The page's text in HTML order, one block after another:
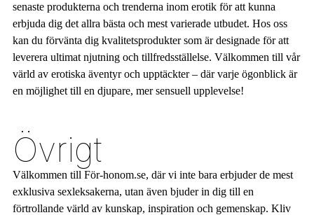
senaste produkterna och trenderna inom erotik för att kunna
erbjuda dig det allra bästa och mest varierade utbudet. Hos oss
kan du förvänta dig kvalitetsprodukter som är designade för att
leverera ultimat njutning och tillfredsställelse. Välkommen till vår
värld av erotiska äventyr och upptäckter – där varje ögonblick är
en möjlighet till en djupare, mer sensuell upplevelse!
Övrigt
Välkommen till För-honom.se, där vi inte bara erbjuder de mest
exklusiva sexleksakerna, utan även bjuder in dig till en
förtrollande värld av kunskap, inspiration och gemenskap. Kliv